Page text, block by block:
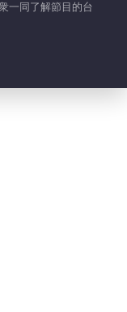
一同了解節目的台